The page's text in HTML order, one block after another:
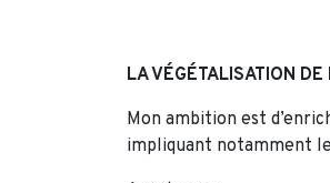
LA VÉGÉTALISATION
Mon ambition est
impliquant notamment